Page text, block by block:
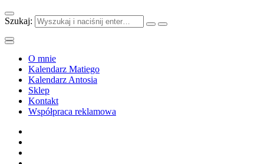
Szukaj:
O mnie
Kalendarz Matiego
Kalendarz Antosia
Sklep
Kontakt
Współpraca reklamowa